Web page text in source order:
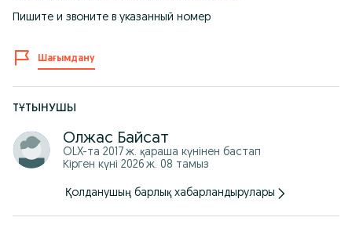
Пишите и звоните в указанный номер
Шағымдану
ТҰТЫНУШЫ
Олжас Байсат
OLX-та 2017 ж. қараша күнінен бастап
Кірген күні 2026 ж. 08 тамыз
Қолданушың барлық хабарландырулары